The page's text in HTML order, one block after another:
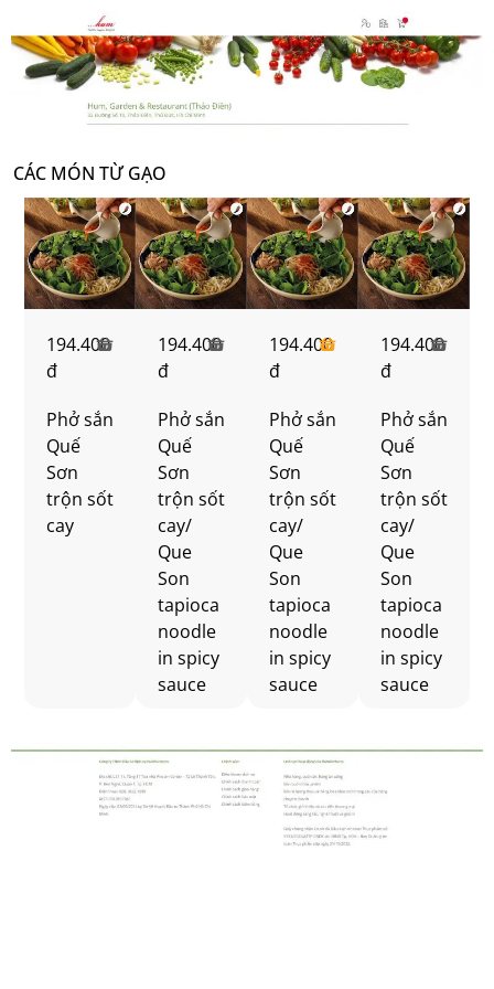
CÁC MÓN TỪ GẠO
194.400
đ
Phở sắn
Quế
Sơn
trộn sốt
cay
194.400
đ
Phở sắn
Quế
Sơn
trộn sốt
cay/
Que
Son
tapioca
noodle
in spicy
sauce
194.400
đ
Phở sắn
Quế
Sơn
trộn sốt
cay/
Que
Son
tapioca
noodle
in spicy
sauce
194.400
đ
Phở sắn
Quế
Sơn
trộn sốt
cay/
Que
Son
tapioca
noodle
in spicy
sauce